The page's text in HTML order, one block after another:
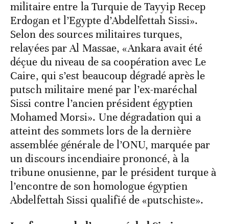
militaire entre la Turquie de Tayyip Recep
Erdogan et l’Egypte d’Abdelfettah Sissi».
Selon des sources militaires turques,
relayées par Al Massae, «Ankara avait été
déçue du niveau de sa coopération avec Le
Caire, qui s’est beaucoup dégradé après le
putsch militaire mené par l’ex-maréchal
Sissi contre l’ancien président égyptien
Mohamed Morsi». Une dégradation qui a
atteint des sommets lors de la dernière
assemblée générale de l’ONU, marquée par
un discours incendiaire prononcé, à la
tribune onusienne, par le président turque à
l’encontre de son homologue égyptien
Abdelfettah Sissi qualifié de «putschiste».